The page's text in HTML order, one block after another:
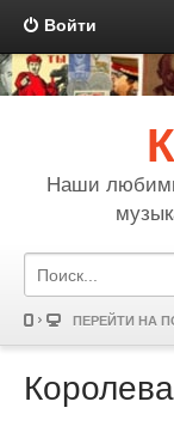
Войти
Наши
ПЕРЕЙТИ НА